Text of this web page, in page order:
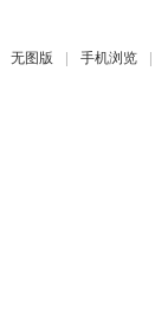
无图版 | 手机浏览 |